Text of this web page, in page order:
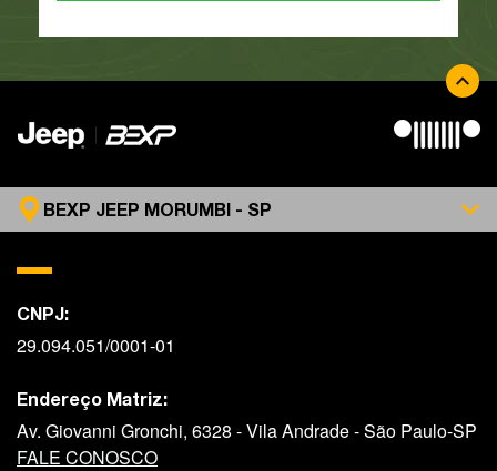
BEXP JEEP MORUMBI - SP
CNPJ:
29.094.051/0001-01
Endereço Matriz:
Av. Giovanni Gronchi, 6328 - Vila Andrade - São Paulo-SP
FALE CONOSCO